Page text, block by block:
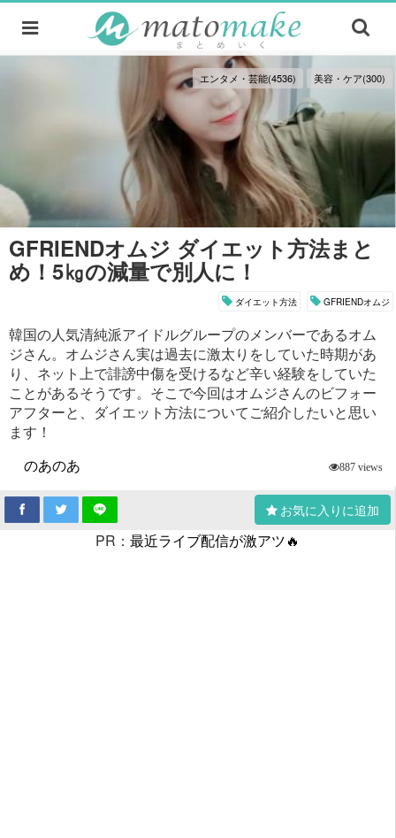
エンタメ・芸能(4536) 美容・ケア(300)
GFRIENDオムジ ダイエット方法まと
め！5㎏の減量で別人に！
ダイエット方法 GFRIENDオムジ
韓国の人気清純派アイドルグループのメンバーであるオム
ジさん。オムジさん実は過去に激太りをしていた時期があ
り、ネット上で誹謗中傷を受けるなど辛い経験をしていた
ことがあるそうです。そこで今回はオムジさんのビフォー
アフターと、ダイエット方法についてご紹介したいと思い
ます！
のあのあ
887 views
お気に入りに追加
PR： 最近ライブ配信が激アツ🔥